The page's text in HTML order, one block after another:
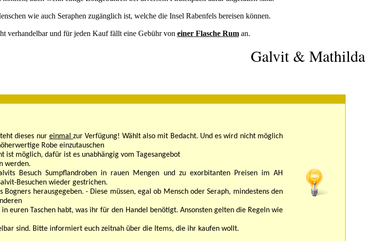
wie auch Seraphen zugänglich ist, welche die Insel Rabenfels bereisen können.
verhandelbar und für jeden Kauf fällt eine Gebühr von einer Flasche Ruman.
Galvit & Mathilda
dieses nur einmalzur Verfügung! Wählt also mit Bedacht. Und es wird nicht möglich
Robe einzutauschen
ist möglich, dafür ist es unabhängig vom Tagesangebot
werden.
Besuch Sumpflandroben in rauen Mengen und zu exorbitanten Preisen im AH
Besuchen wieder gestrichen.
herausgegeben. - Diese müssen, egal ob Mensch oder Seraph, mindestens den
in euren Taschen habt, was ihr für den Handel benötigt. Ansonsten gelten die Regeln wie
sind. Bitte informiert euch zeitnah über die Items, die ihr kaufen wollt.